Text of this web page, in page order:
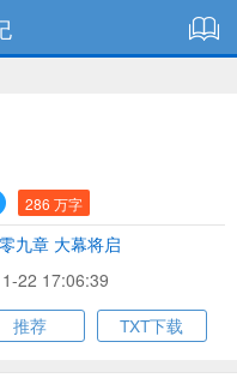
286 万字
九章 大幕将启
22 17:06:39
推荐 TXT下载